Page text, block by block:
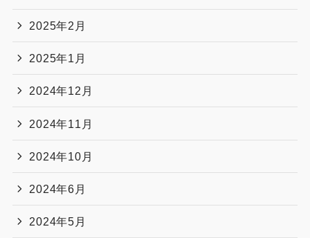
2025年2月
2025年1月
2024年12月
2024年11月
2024年10月
2024年6月
2024年5月